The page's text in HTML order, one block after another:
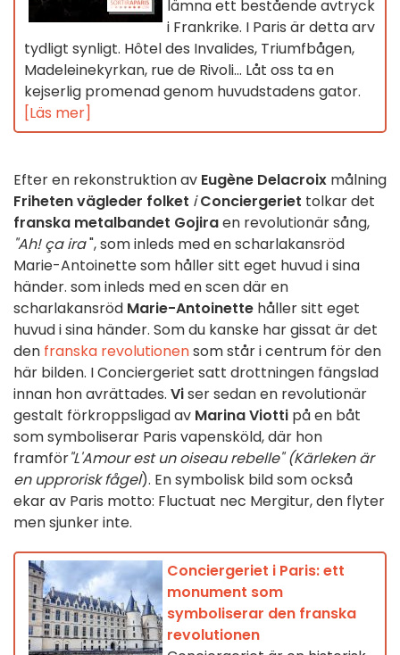
lämna ett bestående avtryck
i Frankrike. I Paris är detta arv
tydligt synligt. Hôtel des Invalides, Triumfbågen,
Madeleinekyrkan, rue de Rivoli... Låt oss ta en
kejserlig promenad genom huvudstadens gator.
[Läs mer]
Efter en rekonstruktion av Eugène Delacroix målning
Friheten vägleder folket i Conciergeriet tolkar det
franska metalbandet Gojiraen revolutionär sång,
"Ah! ça ira", som inleds med en scharlakansröd
Marie-Antoinette som håller sitt eget huvud i sina
händer. som inleds med en scen där en
scharlakansröd Marie-Antoinette håller sitt eget
huvud i sina händer. Som du kanske har gissat är det
den franska revolutionensom står i centrum för den
här bilden. I Conciergeriet satt drottningen fängslad
innan hon avrättades. Viser sedan en revolutionär
gestalt förkroppsligad av Marina Viotti på en båt
som symboliserar Paris vapensköld, där hon
framför"L'Amour est un oiseau rebelle" (Kärleken är
en upprorisk fågel). En symbolisk bild som också
ekar av Paris motto: Fluctuat nec Mergitur, den flyter
men sjunker inte.
Conciergeriet i Paris: ett
monument som
symboliserar den franska
revolutionen